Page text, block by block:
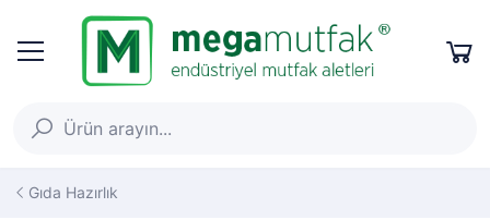
Gıda Hazırlık